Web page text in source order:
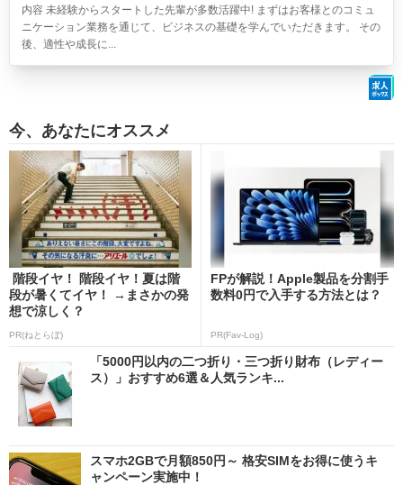
内容 未経験からスタートした先輩が多数活躍中! まずはお客様とのコミュ
ニケーション業務を通じて、ビジネスの基礎を学んでいただきます。 その
後、適性や成長に...
今、あなたにオススメ
階段イヤ！ 階段イヤ！夏は階
段が暑くてイヤ！ →まさかの発
想で涼しく？
PR(ねとらぼ)
FPが解説！Apple製品を分割手
数料0円で入手する方法とは？
PR(Fav-Log)
「5000円以内の二つ折り・三つ折り財布（レディー
ス）」おすすめ6選＆人気ランキ...
スマホ2GBで月額850円～ 格安SIMをお得に使うキ
ャンペーン実施中！